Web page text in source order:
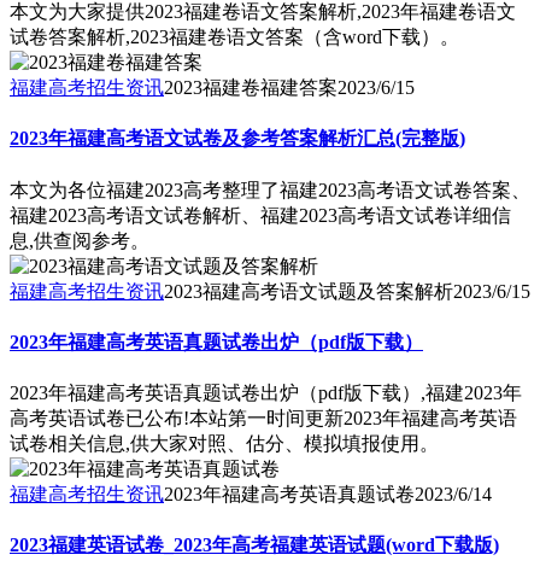
本文为大家提供2023福建卷语文答案解析,2023年福建卷语文
试卷答案解析,2023福建卷语文答案（含word下载）。
福建高考招生资讯2023福建卷福建答案2023/6/15
2023年福建高考语文试卷及参考答案解析汇总(完整版)
本文为各位福建2023高考整理了福建2023高考语文试卷答案、
福建2023高考语文试卷解析、福建2023高考语文试卷详细信
息,供查阅参考。
福建高考招生资讯2023福建高考语文试题及答案解析2023/6/15
2023年福建高考英语真题试卷出炉（pdf版下载）
2023年福建高考英语真题试卷出炉（pdf版下载）,福建2023年
高考英语试卷已公布!本站第一时间更新2023年福建高考英语
试卷相关信息,供大家对照、估分、模拟填报使用。
福建高考招生资讯2023年福建高考英语真题试卷2023/6/14
2023福建英语试卷_2023年高考福建英语试题(word下载版)